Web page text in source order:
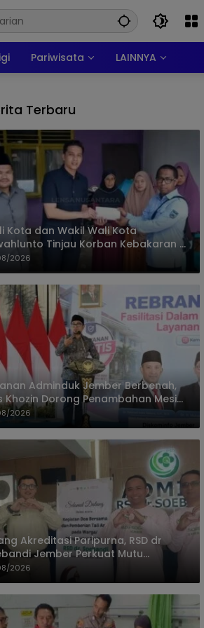
Pariwisata LAINNYA
Terbaru
Kota dan Wakil Wali Kota
Tinjau Korban Kebakaran di
Pastikan Bantuan dan Perkuat
Bencana
2026
Adminduk Jember Berbenah,
Khozin Dorong Penambahan Mesin
e-KTP
2026
Akreditasi Paripurna, RSD dr
Jember Perkuat Mutu
Terus Ditingkatkan
2026